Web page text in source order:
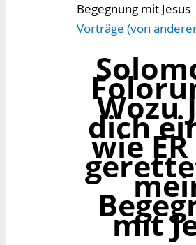
Begegnung mit Jesus
Vorträge (von
Wozu
dich
wie
mit